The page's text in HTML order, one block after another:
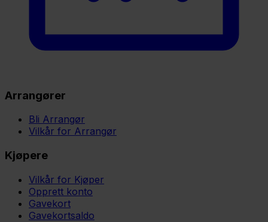
Arrangører
Bli Arrangør
Vilkår for Arrangør
Kjøpere
Vilkår for Kjøper
Opprett konto
Gavekort
Gavekortsaldo